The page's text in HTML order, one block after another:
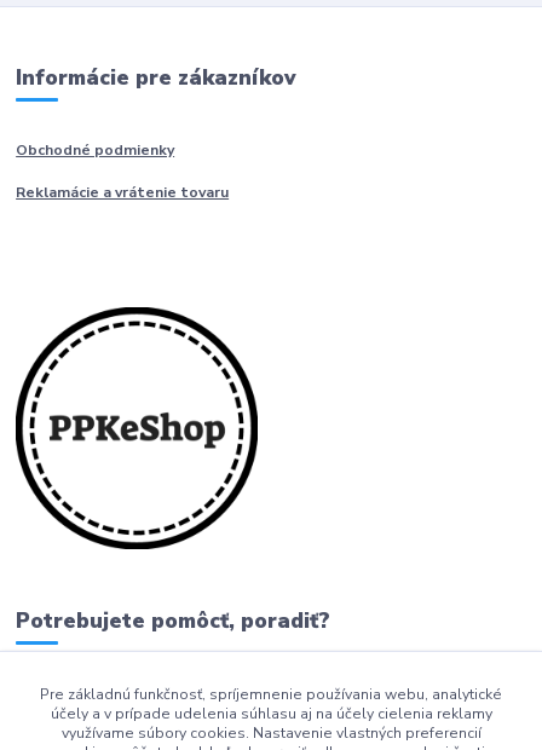
Informácie pre zákazníkov
Obchodné podmienky
Reklamácie a vrátenie tovaru
Potrebujete pomôcť, poradiť?
0911 279 230
info@ppkeshop.sk
Pre základnú funkčnosť, spríjemnenie používania webu, analytické
účely a v prípade udelenia súhlasu aj na účely cielenia reklamy
využívame súbory cookies. Nastavenie vlastných preferencií